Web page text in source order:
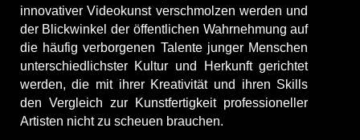
innovativer Videokunst verschmolzen werden und
der Blickwinkel der öffentlichen Wahrnehmung auf
die häufig verborgenen Talente junger Menschen
unterschiedlichster Kultur und Herkunft gerichtet
werden, die mit ihrer Kreativität und ihren Skills
den Vergleich zur Kunstfertigkeit professioneller
Artisten nicht zu scheuen brauchen.